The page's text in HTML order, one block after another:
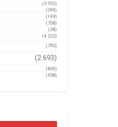
(3 352)
(390)
(149)
(738)
(38)
(4 232)
(793)
(2 693)
(800)
(958)